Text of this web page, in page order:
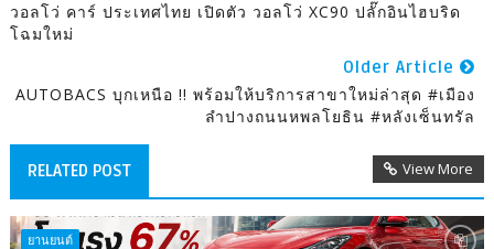
วอลโว่ คาร์ ประเทศไทย เปิดตัว วอลโว่ XC90 ปลั๊กอินไฮบริด
โฉมใหม่
Older Article
AUTOBACS บุกเหนือ !! พร้อมให้บริการสาขาใหม่ล่าสุด #เมือง
ลำปางถนนหพลโยธิน #หลังเซ็นทรัล
RELATED POST View More
ยานยนต์